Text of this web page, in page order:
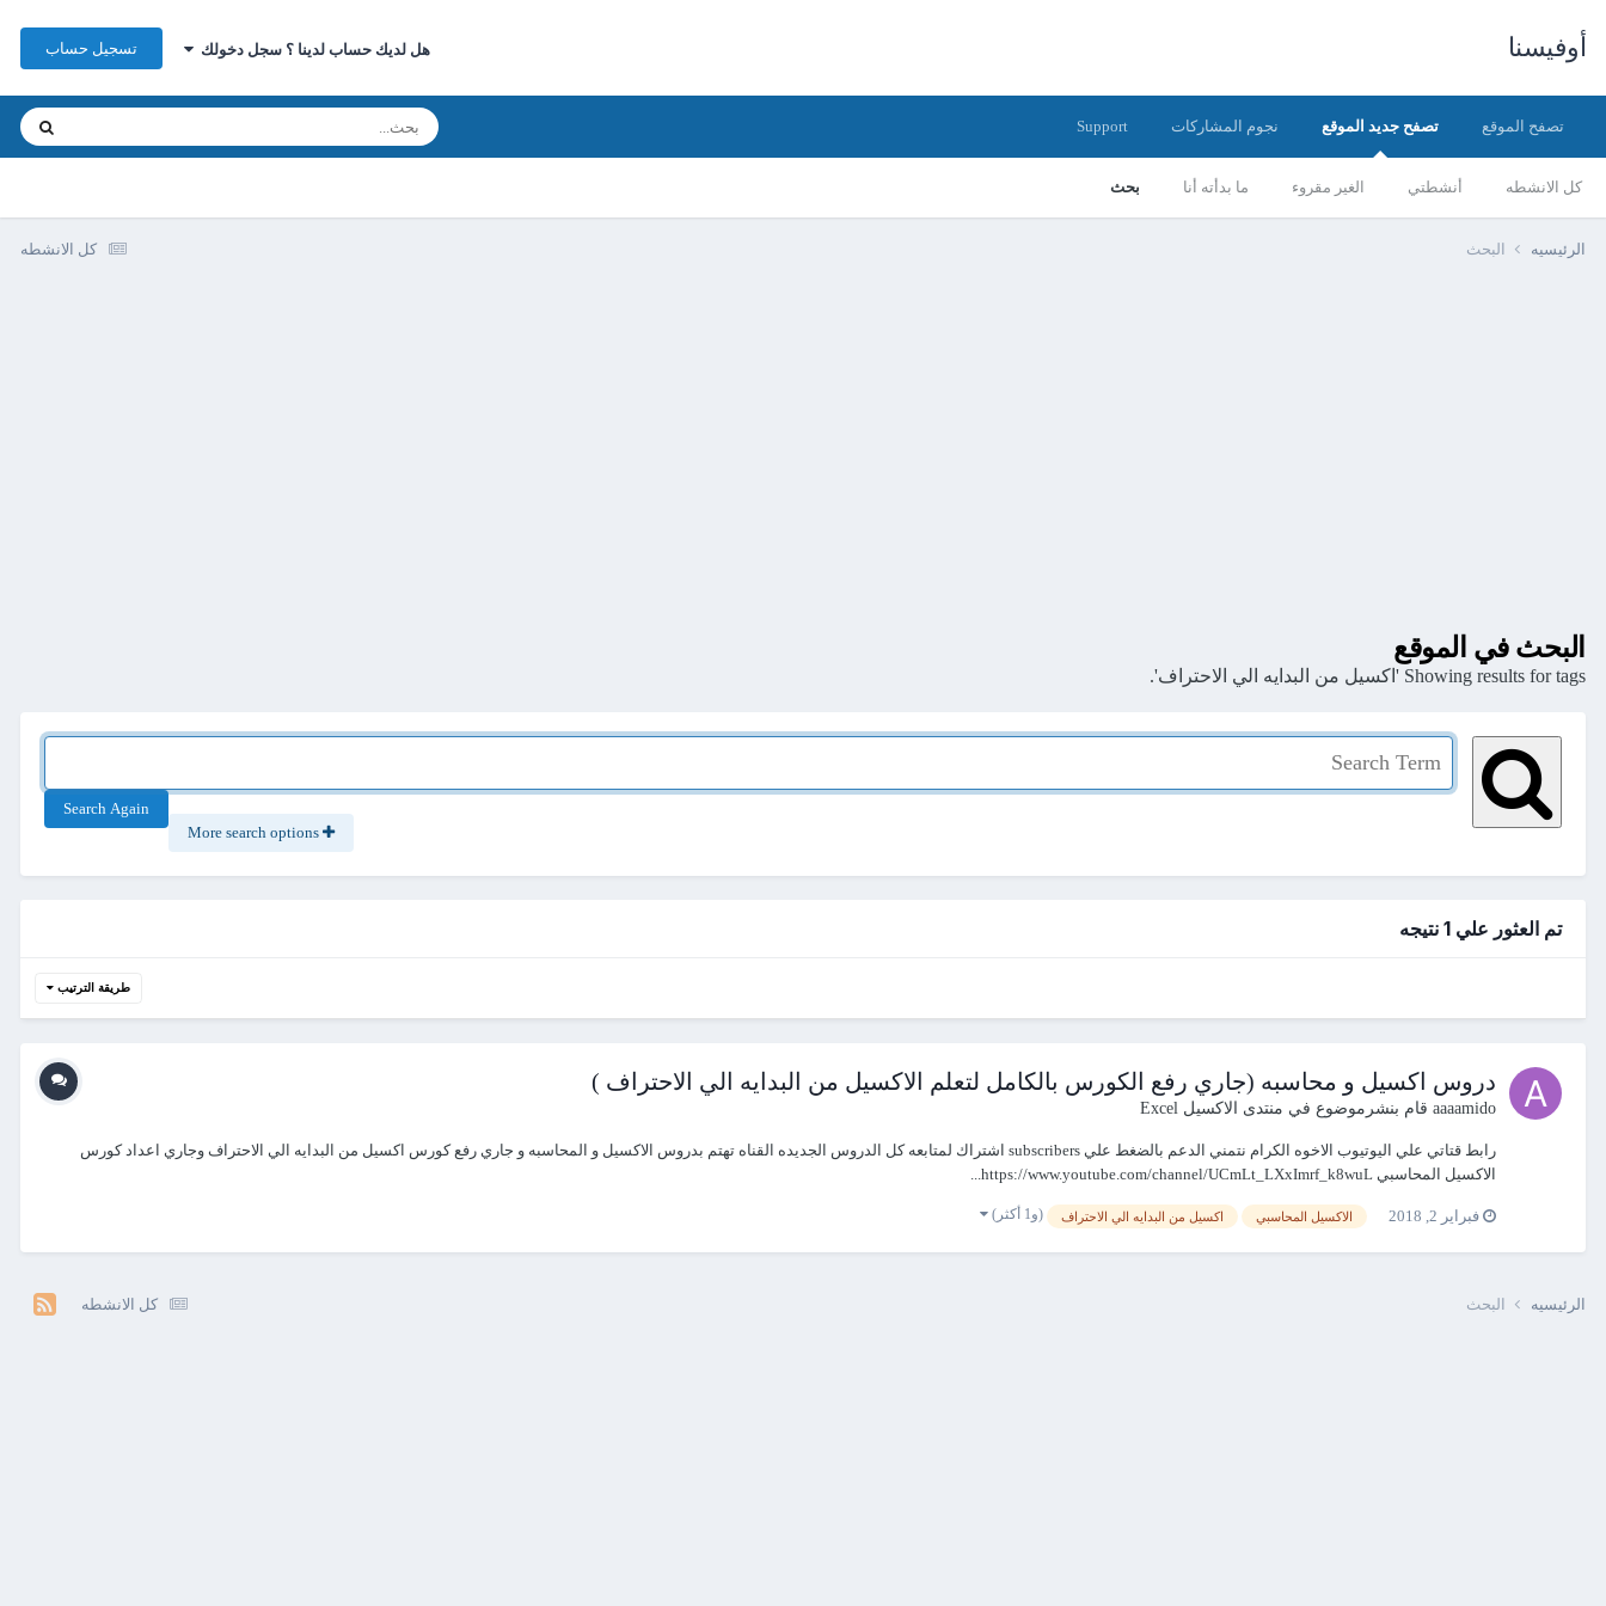
أوفيسنا هل لديك حساب لدينا ؟ سجل دخولك تسجيل حساب
تصفح الموقع تصفح جديد الموقع
كل الانشطه أنشطتي الغير مقروء ما بدأته أنا بحث
نجوم المشاركات Support
كل الانشطه الرئيسيه البحث
البحث في الموقع
Showing results for tags 'اكسيل من البدايه الي الاحتراف'.
Search Again
تم العثور علي 1 نتيجه
طريقة الترتيب
دروس اكسيل و محاسبه (جاري رفع الكورس بالكامل لتعلم الاكسيل من البدايه الي الاحتراف )
aaaamido قام بنشرموضوع في منتدى الاكسيل Excel
رابط قتاتي علي اليوتيوب الاخوه الكرام نتمني الدعم بالضغط علي subscribers اشتراك لمتابعه كل الدروس الجديده القناه تهتم بدروس الاكسيل و المحاسبه و جاري رفع كورس اكسيل من البدايه الي الاحتراف وجاري اعداد كورس
الاكسيل المحاسبي https://www.youtube.com/channel/UCmLt_LXxImrf_k8wuL...
فبراير 2, 2018 الاكسيل المحاسبي اكسيل من البدايه الي الاحتراف (و1 أكثر)
كل الانشطه الرئيسيه البحث